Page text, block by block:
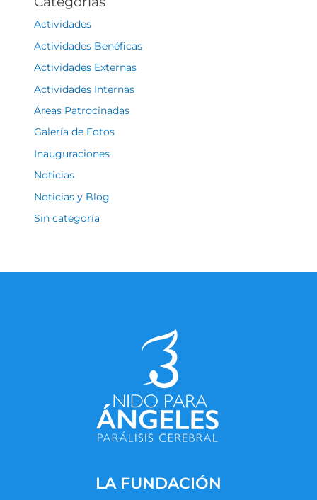
Actividades
Actividades Benéficas
Actividades Externas
Actividades Internas
Áreas Patrocinadas
Galería de Fotos
Inauguraciones
Noticias
Noticias y Blog
Sin categoría
LA FUNDACIÓN